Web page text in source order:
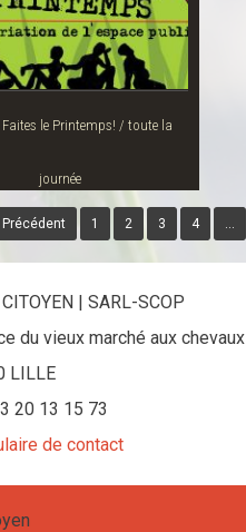
journée
Précédent 1 2 3 4 …
| SARL-SCOP
du vieux marché aux chevaux
LILLE
20 13 15 73
de contact